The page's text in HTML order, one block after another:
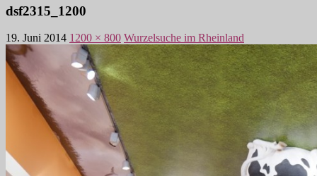
dsf2315_1200
19. Juni 2014 1200 × 800 Wurzelsuche im Rheinland